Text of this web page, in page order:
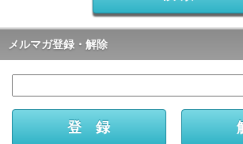
メルマガ登録・解除